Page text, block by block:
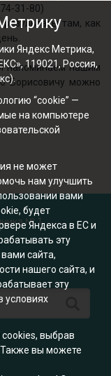
31-80)
там, как
напоминаем нашим
Борисовичу можно
№ 1
Яндекс Метрика,
119021, Россия,
“cookie” —
на компьютере
не может
нам улучшить
вами
будет
Яндекса в ЕС и
эту
сайта,
нашего сайта, и
эту
условиях
выбрав
Также вы можете